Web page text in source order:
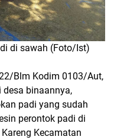
di sawah (Foto/Ist)
Blm Kodim 0103/Aut,
desa binaannya,
padi yang sudah
perontok padi di
Kecamatan